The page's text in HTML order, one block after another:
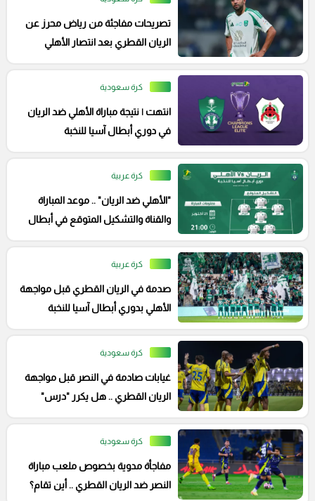
تصريحات مفاجئة من رياض محرز عن
الريان القطري بعد انتصار الأهلي
كرة سعودية
انتهت | نتيجة مباراة الأهلي ضد الريان
في دوري أبطال آسيا للنخبة
كرة عربية
"الأهلي ضد الريان" .. موعد المباراة
والقناة والتشكيل المتوقع في أبطال
كرة عربية
صدمة في الريان القطري قبل مواجهة
الأهلي بدوري أبطال آسيا للنخبة
كرة سعودية
غيابات صادمة في النصر قبل مواجهة
الريان القطري .. هل يكرر "درس"
كرة سعودية
مفاجأة مدوية بخصوص ملعب مباراة
النصر ضد الريان القطري .. أين تقام؟